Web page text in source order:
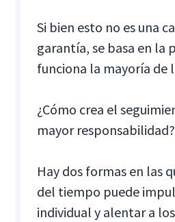
Si bien esto no es una
garantía, se basa en la
funciona la mayoría de
¿Cómo crea el
mayor responsabilidad?
Hay dos formas en las
del tiempo puede
individual y alentar a